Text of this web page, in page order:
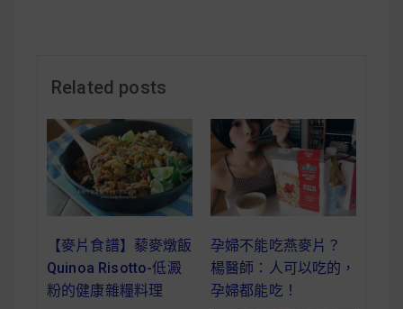
減醣食材推薦
減醣料理食譜
蔬食純素營養
Related posts
【麥片食譜】藜麥燉飯
Quinoa Risotto-低澱
粉的健康雜糧料理
孕婦不能吃燕麥片？
楊醫師：人可以吃的，
孕婦都能吃！